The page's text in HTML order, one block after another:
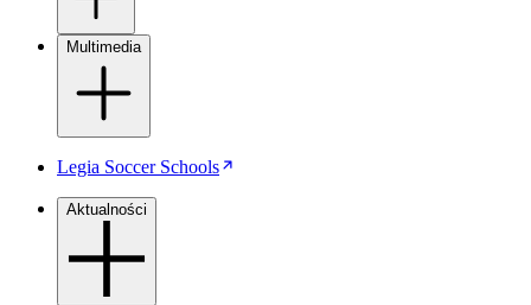
Multimedia
Legia Soccer Schools
Aktualności